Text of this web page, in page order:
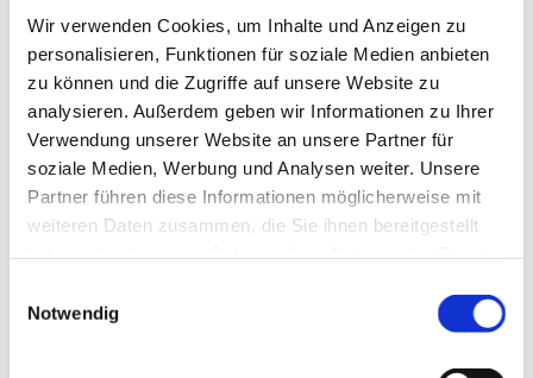
Wir verwenden Cookies, um Inhalte und Anzeigen zu
personalisieren, Funktionen für soziale Medien anbieten
zu können und die Zugriffe auf unsere Website zu
analysieren. Außerdem geben wir Informationen zu Ihrer
Verwendung unserer Website an unsere Partner für
soziale Medien, Werbung und Analysen weiter. Unsere
Partner führen diese Informationen möglicherweise mit
weiteren Daten zusammen, die Sie ihnen bereitgestellt
Notwendig
ankommen,
ohne dass ihre Qualität beeinträchtigt wird
Dies ist besonders wichtig für sensible Güter wie
Lebensmittel oder Medikamente.